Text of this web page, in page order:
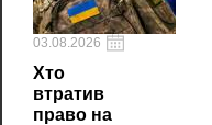
03.08.2026
Хто
втратив
право на